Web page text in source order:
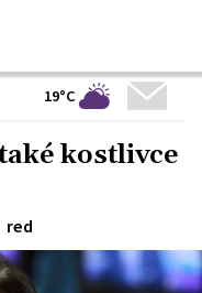
19°C
kostlivce
red